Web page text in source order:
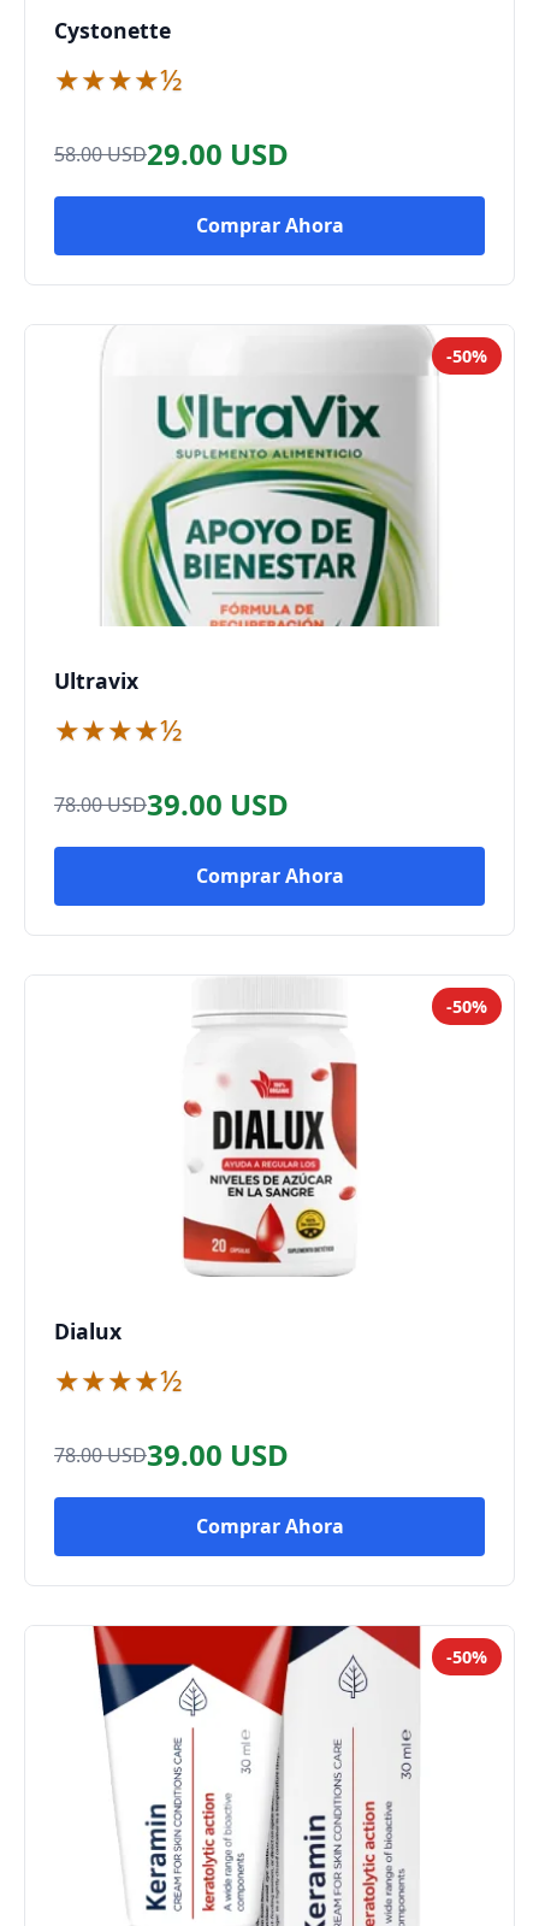
Cystonette
★★★★½
58.00 USD29.00 USD
Comprar Ahora
-50%
Ultravix
★★★★½
78.00 USD39.00 USD
Comprar Ahora
-50%
Dialux
★★★★½
78.00 USD39.00 USD
Comprar Ahora
-50%